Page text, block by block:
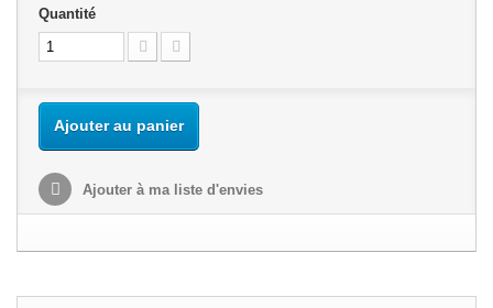
Quantité
Ajouter au panier
Ajouter à ma liste d'envies